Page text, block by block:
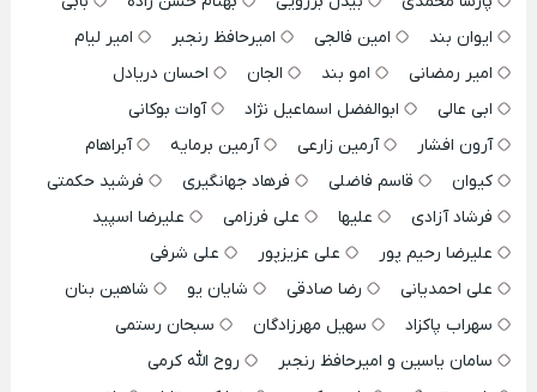
ایوان بند
امین فالجی امیرحافظ رنجبر
امیر لیام
امیر رمضانی
امو بند الجان
احسان دریادل
ابی عالی
ابوالفضل اسماعیل نژاد
آوات بوکانی
آرون افشار
آرمین زارعی آرمین برمایه
آبراهام
کیوان
قاسم فاضلی فرهاد جهانگیری
فرشید حکمتی
فرشاد آزادی
علیها علی فرزامی
علیرضا اسپید
علیرضا رحیم پور
علی عزیزپور
علی شرفی
علی احمدیانی
رضا صادقی شایان یو
شاهین بنان
سهراب پاکزاد
سهیل مهرزادگان
سبحان رستمی
سامان یاسین و امیرحافظ رنجبر
روح الله کرمی